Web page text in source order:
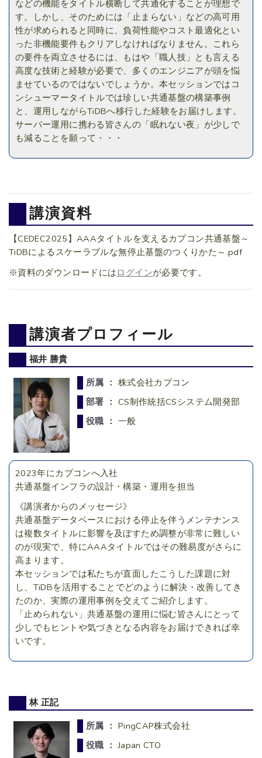
などの機能をタイトル横断して共通化することが理想で
す。しかし、そのためには「止まらない」などの高可用
性が求められると同時に、負荷性能やコスト最適化とい
った非機能要件もクリアしなければなりません。これら
の要件を両立させるには、もはや「職人技」とも言える
高度な技術と経験が必要で、多くのエンジニアが頭を悩
ませているのではないでしょうか。本セッションではコ
ンシューマータイトルでは珍しい共通基盤の構築事例
と、運用しながらTiDBへ移行した経験をお届けします。
サーバー運用に携わる皆さんの「眠れない夜」が少しで
も減ることを願って・・・
講演資料
【CEDEC2025】AAAタイトルを支えるカプコン共通基盤～
TiDBによるスケーラブルな無停止基盤のつくりかた～.pdf
※資料のダウンロードには ログインが必要です。
講演者プロフィール
福井 勝貴
所属 ： 株式会社カプコン
部署 ： CS制作統括CSシステム開発部
役職 ： 一般
2023年にカプコンへ入社
共通基盤インフラの設計・構築・運用を担当
《講演者からのメッセージ》
共通基盤データベースにおける停止を伴うメンテナンス
は複数タイトルに影響を及ぼすため調整が非常に難しい
のが現実で、特にAAAタイトルではその難易度がさらに
高まります。
本セッションでは私たちが直面したこうした課題に対
し、TiDBを活用することでどのように解決・改善してき
たのか、実際の運用事例を交えてご紹介します。
「止められない」共通基盤の運用に悩む皆さんにとって
少しでもヒントや気づきとなる内容をお届けできれば幸
いです。
林 正記
所属 ： PingCAP株式会社
役職 ：Japan CTO